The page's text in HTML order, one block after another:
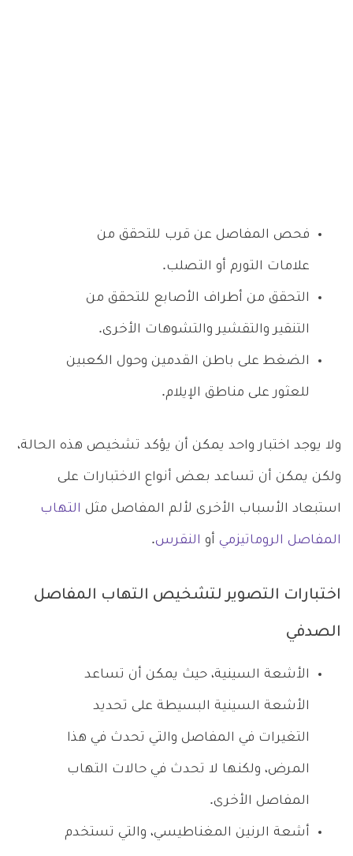
فحص المفاصل عن قرب للتحقق من
علامات التورم أو التصلب.
التحقق من أطراف الأصابع للتحقق من
التنقير والتقشير والتشوهات الأخرى.
الضغط على باطن القدمين وحول الكعبين
للعثور على مناطق الإيلام.
ولا يوجد اختبار واحد يمكن أن يؤكد تشخيص هذه الحالة،
ولكن يمكن أن تساعد بعض أنواع الاختبارات على
استبعاد الأسباب الأخرى لألم المفاصل مثل التهاب
المفاصل الروماتيزمي أو النقرس.
اختبارات التصوير لتشخيص التهاب المفاصل
الصدفي
الأشعة السينية، حيث يمكن أن تساعد
الأشعة السينية البسيطة على تحديد
التغيرات في المفاصل والتي تحدث في هذا
المرض، ولكنها لا تحدث في حالات التهاب
المفاصل الأخرى.
أشعة الرنين المغناطيسي، والتي تستخدم